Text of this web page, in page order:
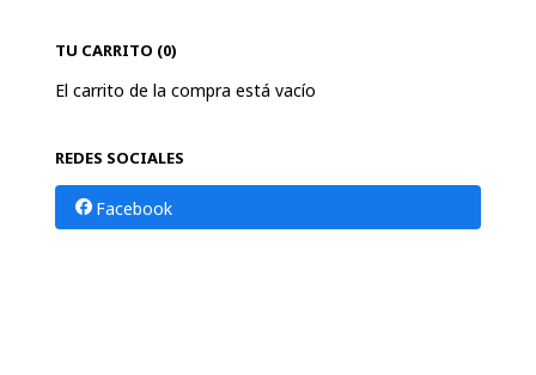
TU CARRITO (0)
El carrito de la compra está vacío
REDES SOCIALES
Facebook